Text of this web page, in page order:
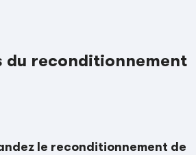
du reconditionnement
le reconditionnement de